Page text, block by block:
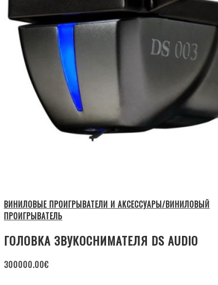
ВИНИЛОВЫЕ ПРОИГРЫВАТЕЛИ И АКСЕССУАРЫ/ВИНИЛОВЫЙ
ПРОИГРЫВАТЕЛЬ
ГОЛОВКА ЗВУКОСНИМАТЕЛЯ DS AUDIO
300000.00€